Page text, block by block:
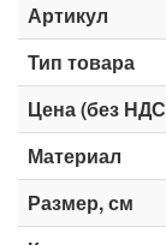
Артикул
Тип товара
Цена (без
Материал
Размер, см